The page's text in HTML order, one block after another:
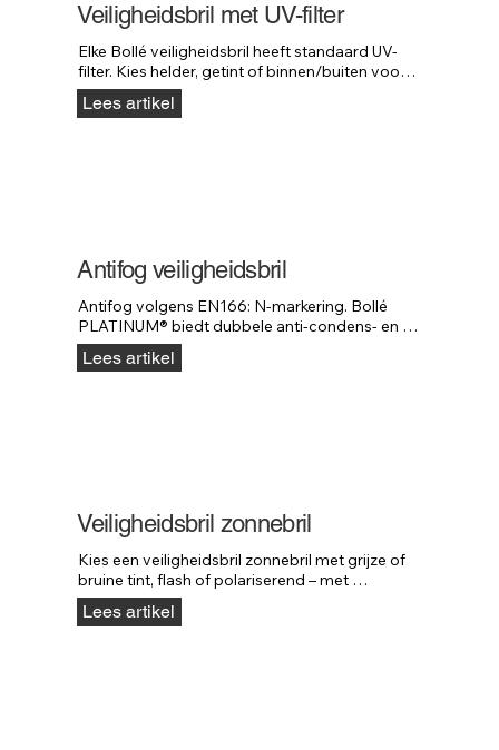
Veiligheidsbril met UV-filter
Elke Bollé veiligheidsbril heeft standaard UV-
filter. Kies helder, getint of binnen/buiten voor
de juiste lichtreductie buiten.
Lees artikel
Antifog veiligheidsbril
Antifog volgens EN166: N-markering. Bollé
PLATINUM® biedt dubbele anti-condens- en
antikrascoating voor langdurig helder zicht.
Lees artikel
Veiligheidsbril zonnebril
Kies een veiligheidsbril zonnebril met grijze of
bruine tint, flash of polariserend – met
standaard UV-bescherming.
Lees artikel